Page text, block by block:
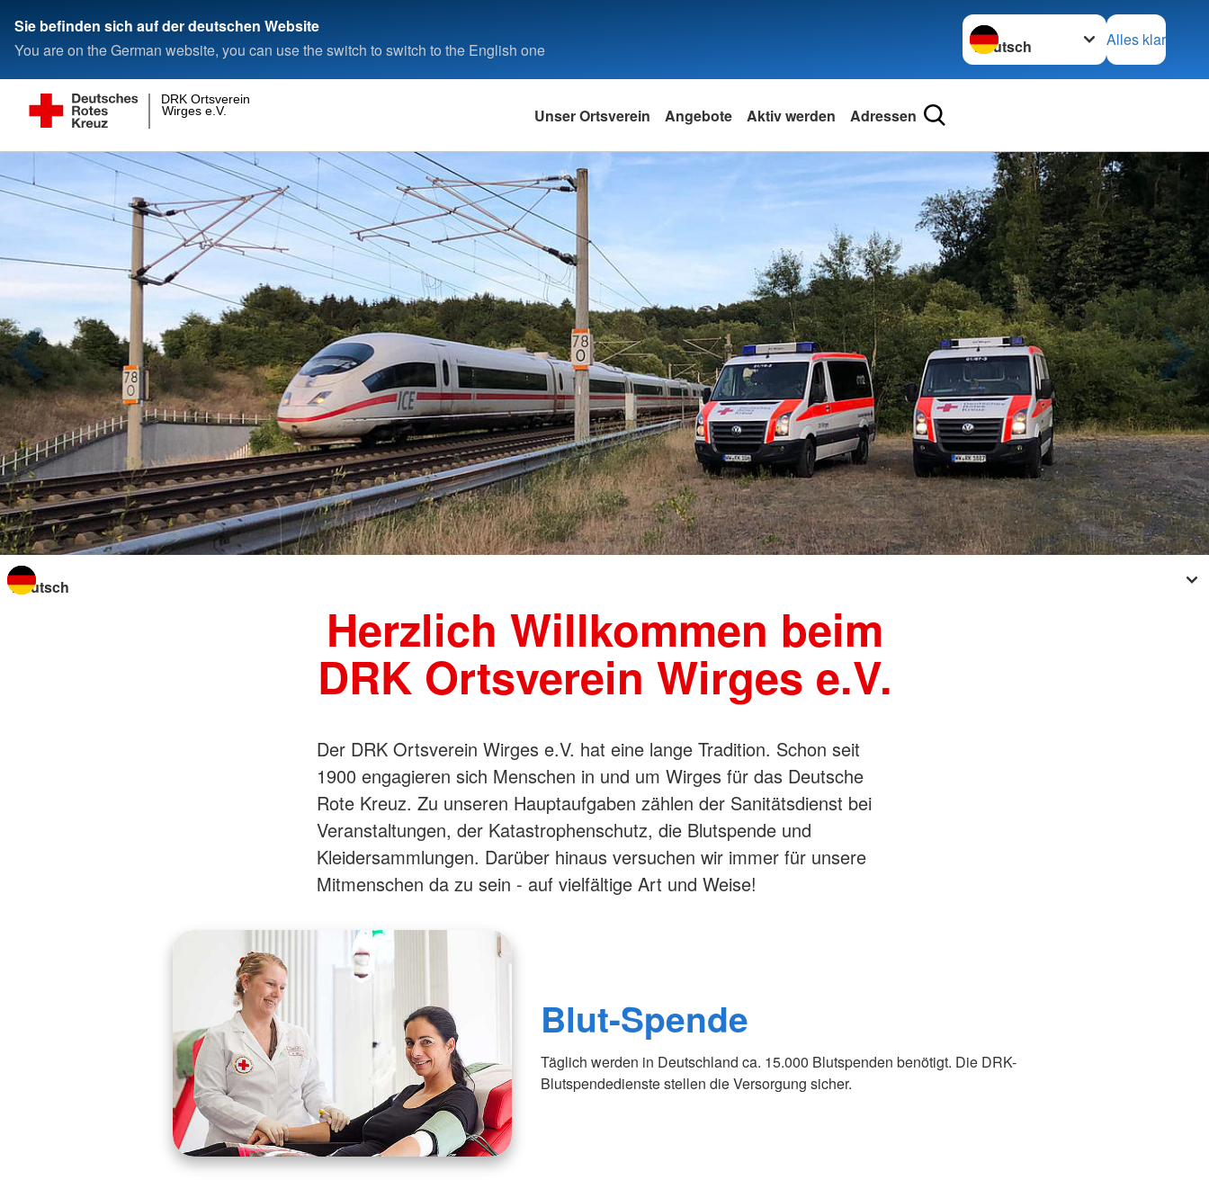
Sie befinden sich auf der deutschen Website
You are on the German website, you can use the switch to switch to the English one
Sprache wechseln zu
Alles klar
Wirges e.V.
DRK Ortsverein
Unser Ortsverein Angebote Aktiv werden Adressen
Sprache wechseln zu
Herzlich Willkommen beim
DRK Ortsverein Wirges e.V.
Der DRK Ortsverein Wirges e.V. hat eine lange Tradition. Schon seit
1900 engagieren sich Menschen in und um Wirges für das Deutsche
Rote Kreuz. Zu unseren Hauptaufgaben zählen der Sanitätsdienst bei
Veranstaltungen, der Katastrophenschutz, die Blutspende und
Kleidersammlungen. Darüber hinaus versuchen wir immer für unsere
Mitmenschen da zu sein - auf vielfältige Art und Weise!
Blut-Spende
Täglich werden in Deutschland ca. 15.000 Blutspenden benötigt. Die DRK-
Blutspendedienste stellen die Versorgung sicher.